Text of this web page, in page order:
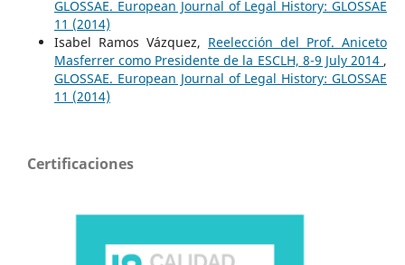
GLOSSAE. European Journal of Legal History: GLOSSAE
11 (2014)
Isabel Ramos Vázquez, Reelección del Prof. Aniceto
Masferrer como Presidente de la ESCLH, 8-9 July 2014 ,
GLOSSAE. European Journal of Legal History: GLOSSAE
11 (2014)
Certificaciones